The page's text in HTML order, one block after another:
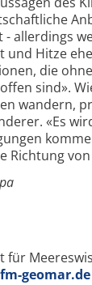
- allerdings
und Hitze
die
sind».
wandern,
«Es
Richtung
für
geomar.de